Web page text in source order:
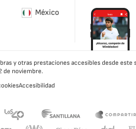
México
y otras prestaciones accesibles desde
de noviembre.
Accesibilidad